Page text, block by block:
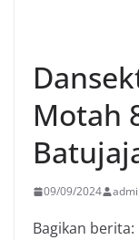
Motah
09/09/2024
Bagikan berita: